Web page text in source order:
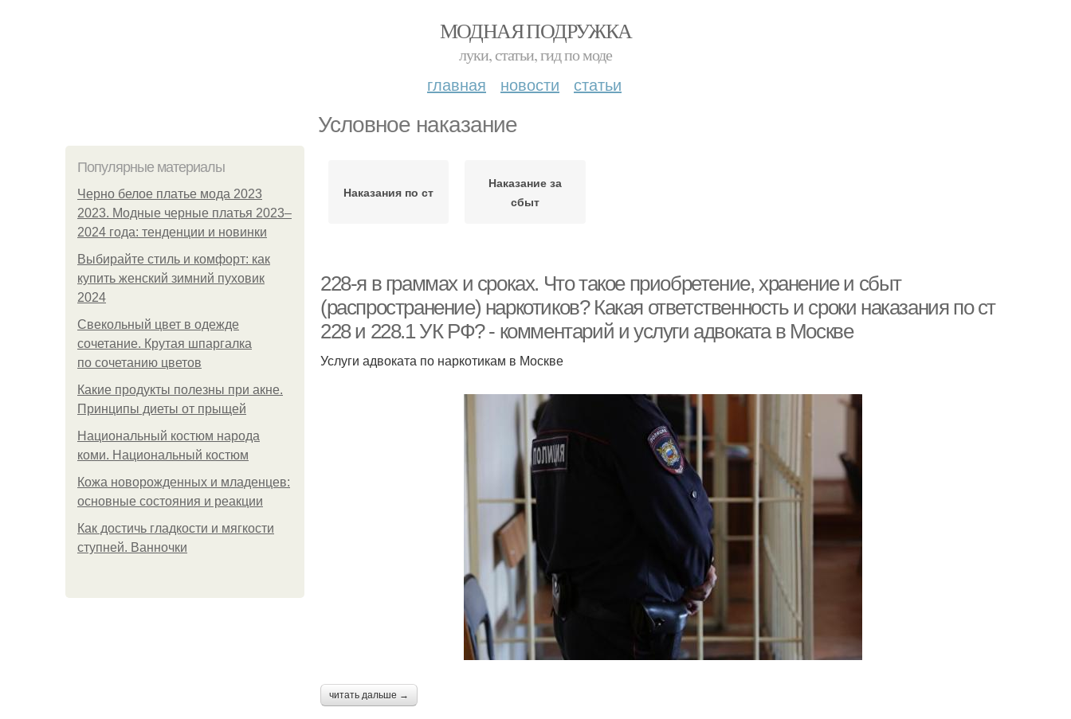
МОДНАЯ ПОДРУЖКА
луки, статьи, гид по моде
главная новости статьи
Условное наказание
Популярные материалы
Черно белое платье мода 2023
2023. Модные черные платья 2023–
2024 года: тенденции и новинки
Выбирайте стиль и комфорт: как
купить женский зимний пуховик
2024
Свекольный цвет в одежде
сочетание. Крутая шпаргалка
по сочетанию цветов
Какие продукты полезны при акне.
Принципы диеты от прыщей
Национальный костюм народа
коми. Национальный костюм
Кожа новорожденных и младенцев:
основные состояния и реакции
Как достичь гладкости и мягкости
ступней. Ванночки
Наказания по ст
Наказание за
сбыт
228-я в граммах и сроках. Что такое приобретение, хранение и сбыт
(распространение) наркотиков? Какая ответственность и сроки наказания по ст
228 и 228.1 УК РФ? - комментарий и услуги адвоката в Москве
Услуги адвоката по наркотикам в Москве
читать дальше →